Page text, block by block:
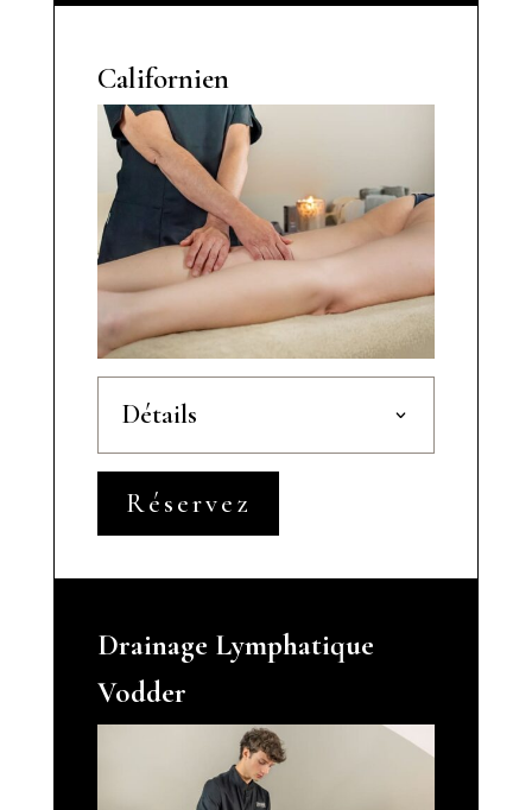
Californien
Détails
Réservez
Drainage Lymphatique
Vodder